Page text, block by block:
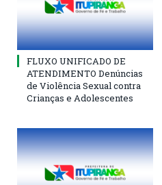
FLUXO UNIFICADO DE
ATENDIMENTO Denúncias
de Violência Sexual contra
Crianças e Adolescentes